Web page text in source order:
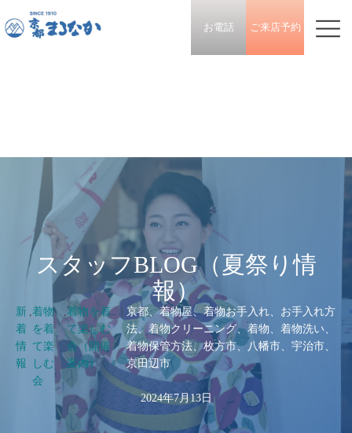
お電話 ご来店予約
スタッフBLOG（夏祭り情
報）
新
着
情
報
,着物
を着
て楽
しむ
会
,着物を着
て楽しむ
会（開催
案内）
|京都、着物屋、着物お手入れ、お手入れ方
法、着物クリーニング、着物、着物洗い、
着物保管方法、枚方市、八幡市、宇治市、
京田辺市
2024年7月13日